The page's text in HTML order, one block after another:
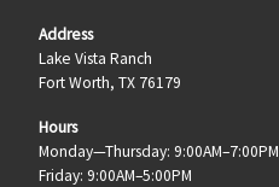
Address
Lake Vista Ranch
Fort Worth, TX 76179
Hours
Monday—Thursday: 9:00AM–7:00PM
Friday: 9:00AM–5:00PM